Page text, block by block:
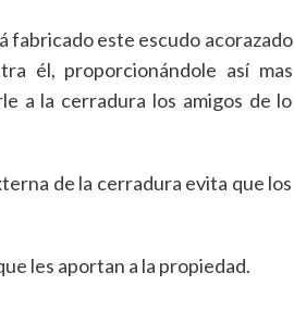
fabricado este escudo acorazado
él, proporcionándole así mas
a la cerradura los amigos de lo
de la cerradura evita que los
les aportan a la propiedad.